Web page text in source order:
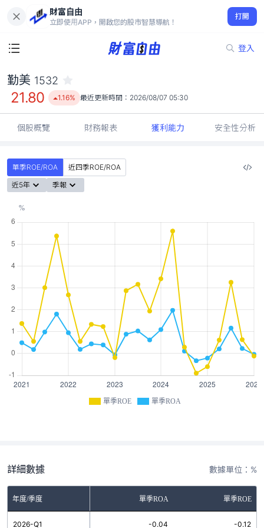
財富自由
立即使用APP，開啟您的股市智慧導航！
打開
登入
21.80
1.16%
勤美 1532
21.80 1.16% 最近更新時間： 2026/08/07 05:30
個股概覽 財務報表 獲利能力 安全性分析
單季ROE/ROA
近四季ROE/ROA
近5年
季報
單季ROE 單季ROA
詳細數據 數據單位：%
年度/季度 單季ROA 單季ROE
2026-Q1 -0.04 -0.12